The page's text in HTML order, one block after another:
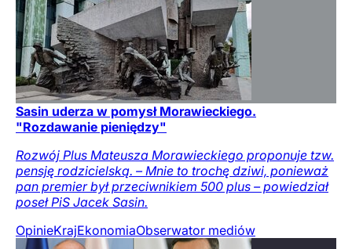
Sasin uderza w pomysł Morawieckiego.
"Rozdawanie pieniędzy"
Rozwój Plus Mateusza Morawieckiego proponuje tzw.
pensję rodzicielską. – Mnie to trochę dziwi, ponieważ
pan premier był przeciwnikiem 500 plus – powiedział
poseł PiS Jacek Sasin.
OpinieKrajEkonomiaObserwator mediów